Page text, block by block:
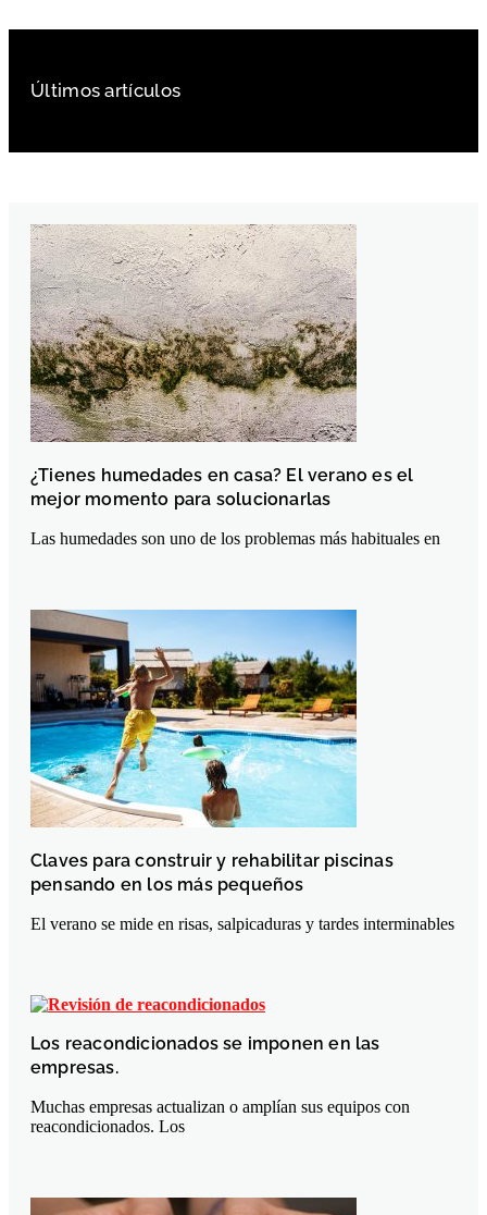
Últimos artículos
¿Tienes humedades en casa? El verano es el
mejor momento para solucionarlas
Las humedades son uno de los problemas más habituales en
Claves para construir y rehabilitar piscinas
pensando en los más pequeños
El verano se mide en risas, salpicaduras y tardes interminables
Los reacondicionados se imponen en las
empresas.
Muchas empresas actualizan o amplían sus equipos con
reacondicionados. Los